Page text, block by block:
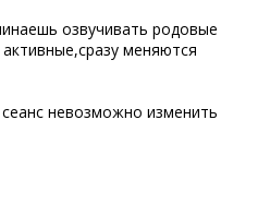
озвучивать родовые
меняются
невозможно изменить